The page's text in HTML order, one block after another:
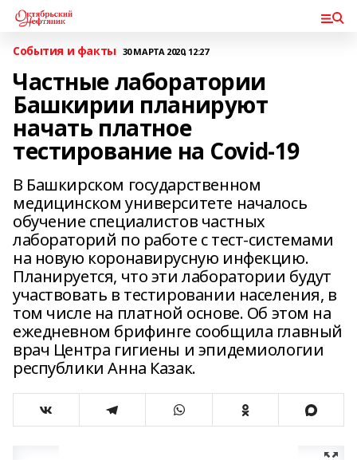
События и факты 30 МАРТА 2020, 12:27
Частные лаборатории
Башкирии планируют
начать платное
тестирование на Covid-19
В Башкирском государственном
медицинском университете началось
обучение специалистов частных
лабораторий по работе с тест-системами
на новую коронавирусную инфекцию.
Планируется, что эти лаборатории будут
участвовать в тестировании населения, в
том числе на платной основе. Об этом на
ежедневном брифинге сообщила главный
врач Центра гигиены и эпидемиологии
республики Анна Казак.